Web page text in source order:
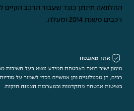
ההלוואה תינתן כנגד שעבוד הרכב הקיים
רכבים משנת 2014 ומעלה.
אתר מאובטח
מימון ישיר רואה באבטחת המידע נושא בעל חשיבות
רבים, הן טכנולוגיים והן אנושיים בכדי לשמור על
בשיטות אבטחה מתקדמות ובמערכות הצפנה חזקות.